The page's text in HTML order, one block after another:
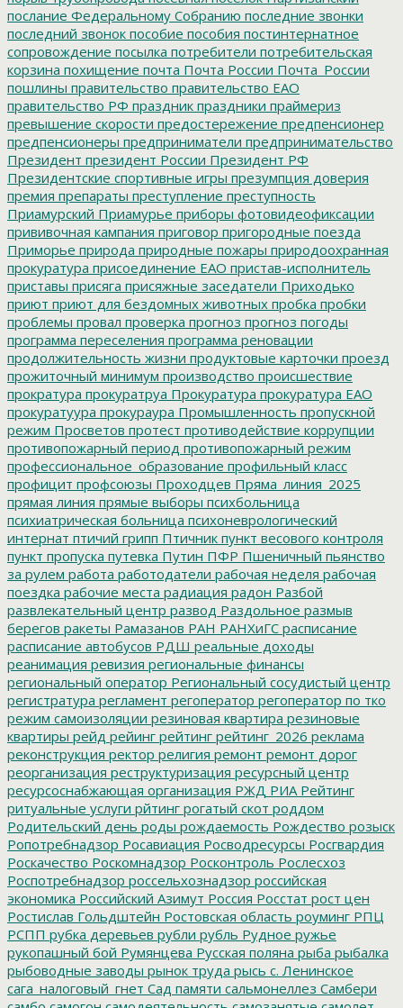
послание Федеральному Собранию последние звонки
последний звонок пособие пособия постинтернатное
сопровождение посылка потребители потребительская
корзина похищение почта Почта России Почта_России
пошлины правительство правительство ЕАО
правительство РФ праздник праздники праймериз
превышение скорости предостережение предпенсионер
предпенсионеры предприниматели предпринимательство
Президент президент России Президент РФ
Президентские спортивные игры презумпция доверия
премия препараты преступление преступность
Приамурский Приамурье приборы фотовидеофиксации
прививочная кампания приговор пригородные поезда
Приморье природа природные пожары природоохранная
прокуратура присоединение ЕАО пристав-исполнитель
приставы присяга присяжные заседатели Приходько
приют приют для бездомных животных пробка пробки
проблемы провал проверка прогноз прогноз погоды
программа переселения программа реновации
продолжительность жизни продуктовые карточки проезд
прожиточный минимум производство происшествие
прократура прокуратруа Прокуратура прокуратура ЕАО
прокуратуура прокураура Промышленность пропускной
режим Просветов протест противодействие коррупции
противопожарный период противопожарный режим
профессиональное_образование профильный класс
профицит профсоюзы Проходцев Пряма_линия_2025
прямая линия прямые выборы психбольница
психиатрическая больница психоневрологический
интернат птичий грипп Птичник пункт весового контроля
пункт пропуска путевка Путин ПФР Пшеничный пьянство
за рулем работа работодатели рабочая неделя рабочая
поездка рабочие места радиация радон Разбой
развлекательный центр развод Раздольное размыв
берегов ракеты Рамазанов РАН РАНХиГС расписание
расписание автобусов РДШ реальные доходы
реанимация ревизия региональные финансы
региональный оператор Региональный сосудистый центр
регистратура регламент регоператор регоператор по тко
режим самоизоляции резиновая квартира резиновые
квартиры рейд рейинг рейтинг рейтинг_2026 реклама
реконструкция ректор религия ремонт ремонт дорог
реорганизация реструктуризация ресурсный центр
ресурсоснабжающая организация РЖД РИА Рейтинг
ритуальные услуги рйтинг рогатый скот роддом
Родительский день роды рождаемость Рождество розыск
Ропотребнадзор Росавиация Росводресурсы Росгвардия
Роскачество Роскомнадзор Росконтроль Рослесхоз
Роспотребнадзор россельхознадзор российская
экономика Российский Азимут Россия Росстат рост цен
Ростислав Гольдштейн Ростовская область роуминг РПЦ
РСПП рубка деревьев рубли рубль Рудное ружье
рукопашный бой Румянцева Русская поляна рыба рыбалка
рыбоводные заводы рынок труда рысь с. Ленинское
сага_налоговый_гнет Сад памяти сальмонеллез Самбери